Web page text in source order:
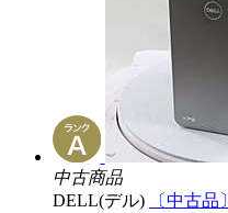
中古商品
DELL(デル)
〔中古品